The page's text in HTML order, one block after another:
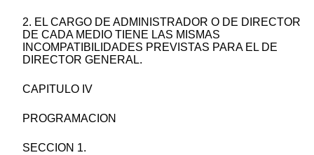
2. EL CARGO DE ADMINISTRADOR O DE DIRECTOR
DE CADA MEDIO TIENE LAS MISMAS
INCOMPATIBILIDADES PREVISTAS PARA EL DE
DIRECTOR GENERAL.
CAPITULO IV
PROGRAMACION
SECCION 1.